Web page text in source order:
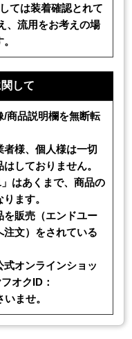
ては装着確認とれて
、流用をお考えの場
して
/商品説明欄を無断転
様、個人様は一切
しておりません。
はあくまで、商品の
ます。
を販売（エンドユー
文）をされている
オンラインショッ
オクID：
ませ。